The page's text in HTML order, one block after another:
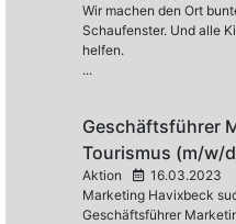
Wir machen den Ort
Schaufenster. Und alle
helfen.
...
Geschäftsführer
Tourismus (m/w/
Aktion
16.03.2023
Marketing Havixbeck
Geschäftsführer